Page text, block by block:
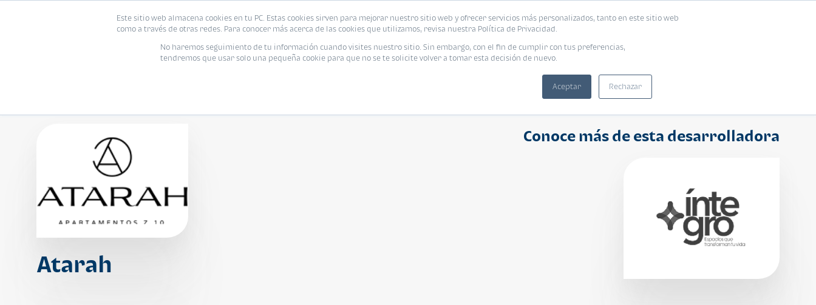
Este sitio web almacena cookies en tu PC. Estas cookies sirven para mejorar nuestro sitio web y ofrecer servicios más personalizados, tanto en este sitio web
como a través de otras redes. Para conocer más acerca de las cookies que utilizamos, revisa nuestra Política de Privacidad.
No haremos seguimiento de tu información cuando visites nuestro sitio. Sin embargo, con el fin de cumplir con tus preferencias,
tendremos que usar solo una pequeña cookie para que no se te solicite volver a tomar esta decisión de nuevo.
Aceptar Rechazar
Atarah
Conoce más de esta desarrolladora
Viviendas Eventos Promociones Blog Encuentra tu vivienda ideal